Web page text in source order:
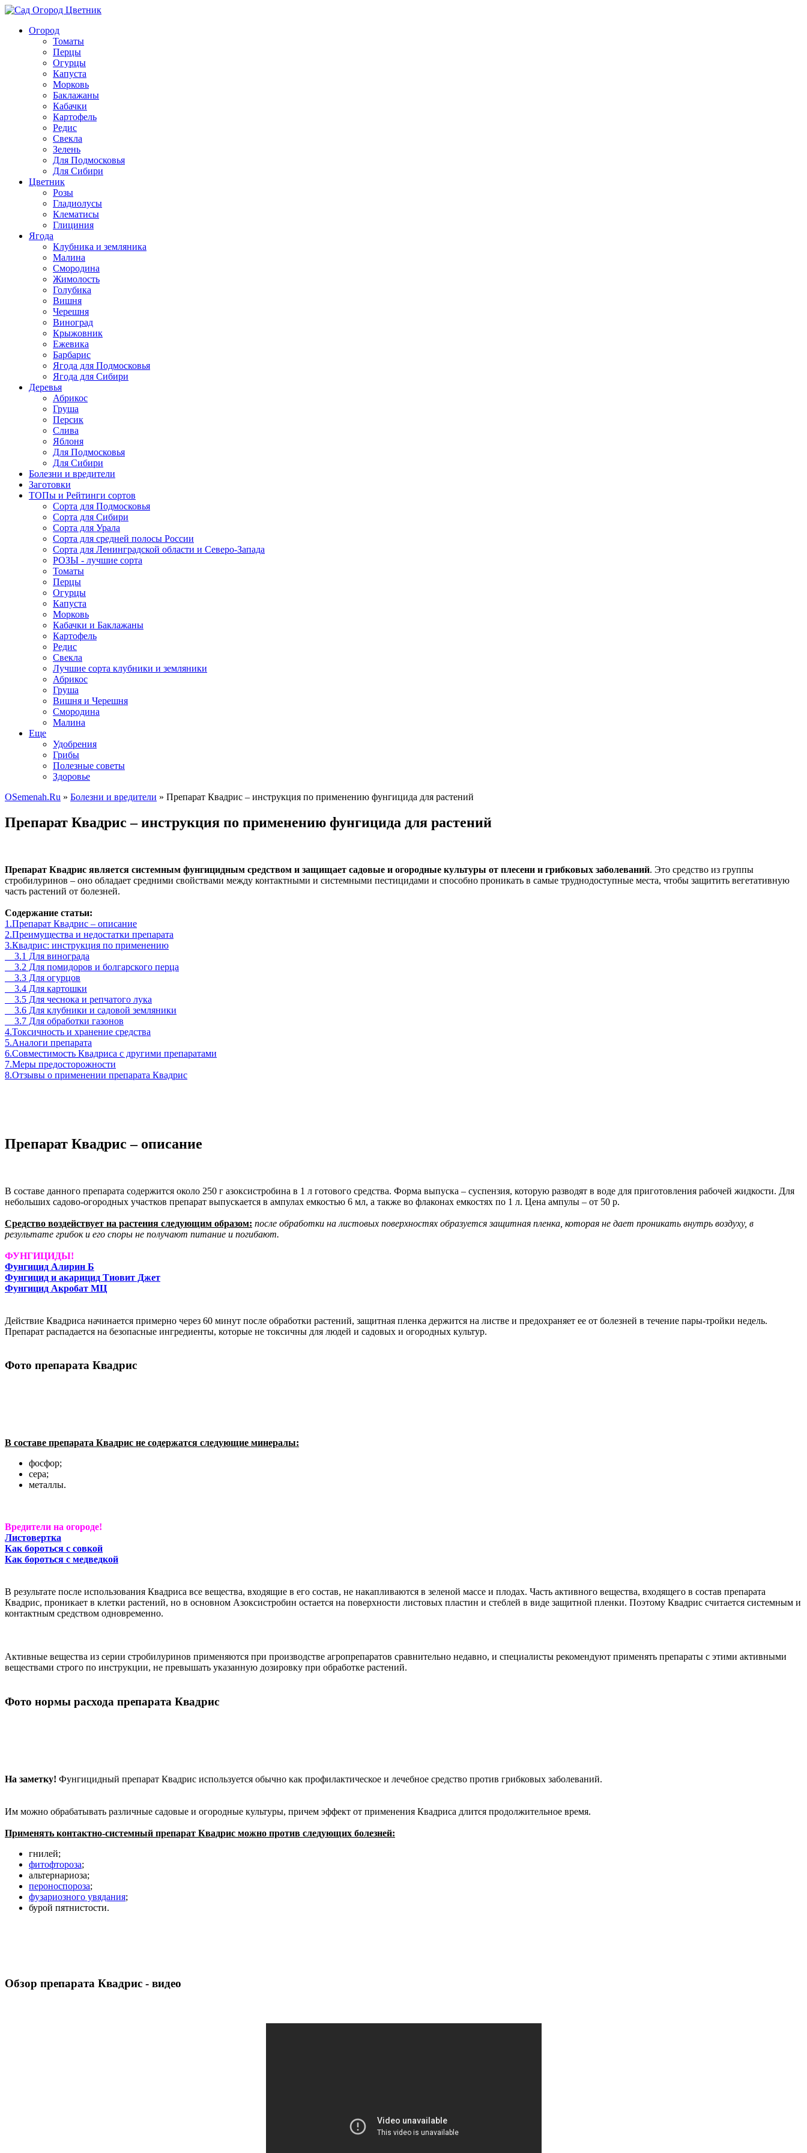
Огород
Томаты
Перцы
Огурцы
Капуста
Морковь
Баклажаны
Кабачки
Картофель
Редис
Свекла
Зелень
Для Подмосковья
Для Сибири
Цветник
Розы
Гладиолусы
Клематисы
Глициния
Ягода
Клубника и земляника
Малина
Смородина
Жимолость
Голубика
Вишня
Черешня
Виноград
Крыжовник
Ежевика
Барбарис
Ягода для Подмосковья
Ягода для Сибири
Деревья
Абрикос
Груша
Персик
Слива
Яблоня
Для Подмосковья
Для Сибири
Болезни и вредители
Заготовки
ТОПы и Рейтинги сортов
Сорта для Подмосковья
Сорта для Сибири
Сорта для Урала
Сорта для средней полосы России
Сорта для Ленинградской области и Северо-Запада
РОЗЫ - лучшие сорта
Томаты
Перцы
Огурцы
Капуста
Морковь
Кабачки и Баклажаны
Картофель
Редис
Свекла
Лучшие сорта клубники и земляники
Абрикос
Груша
Вишня и Черешня
Смородина
Малина
Еще
Удобрения
Грибы
Полезные советы
Здоровье
OSemenah.Ru » Болезни и вредители » Препарат Квадрис – инструкция по применению фунгицида для растений
Препарат Квадрис – инструкция по применению фунгицида для растений
Препарат Квадрис является системным фунгицидным средством и защищает садовые и огородные культуры от плесени и грибковых заболеваний. Это средство из группы
стробилуринов – оно обладает средними свойствами между контактными и системными пестицидами и способно проникать в самые труднодоступные места, чтобы защитить вегетативную
часть растений от болезней.
Содержание статьи:
1.Препарат Квадрис – описание
2.Преимущества и недостатки препарата
3.Квадрис: инструкция по применению
3.1 Для винограда
3.2 Для помидоров и болгарского перца
3.3 Для огурцов
3.4 Для картошки
3.5 Для чеснока и репчатого лука
3.6 Для клубники и садовой земляники
3.7 Для обработки газонов
4.Токсичность и хранение средства
5.Аналоги препарата
6.Совместимость Квадриса с другими препаратами
7.Меры предосторожности
8.Отзывы о применении препарата Квадрис
Препарат Квадрис – описание
В составе данного препарата содержится около 250 г азоксистробина в 1 л готового средства. Форма выпуска – суспензия, которую разводят в воде для приготовления рабочей жидкости. Для
небольших садово-огородных участков препарат выпускается в ампулах емкостью 6 мл, а также во флаконах емкостях по 1 л. Цена ампулы – от 50 р.
Средство воздействует на растения следующим образом: после обработки на листовых поверхностях образуется защитная пленка, которая не дает проникать внутрь воздуху, в
результате грибок и его споры не получают питание и погибают.
ФУНГИЦИДЫ!
Фунгицид Алирин Б
Фунгицид и акарицид Тиовит Джет
Фунгицид Акробат МЦ
Действие Квадриса начинается примерно через 60 минут после обработки растений, защитная пленка держится на листве и предохраняет ее от болезней в течение пары-тройки недель.
Препарат распадается на безопасные ингредиенты, которые не токсичны для людей и садовых и огородных культур.
Фото препарата Квадрис
В составе препарата Квадрис не содержатся следующие минералы:
фосфор;
сера;
металлы.
Вредители на огороде!
Листовертка
Как бороться с совкой
Как бороться с медведкой
В результате после использования Квадриса все вещества, входящие в его состав, не накапливаются в зеленой массе и плодах. Часть активного вещества, входящего в состав препарата
Квадрис, проникает в клетки растений, но в основном Азоксистробин остается на поверхности листовых пластин и стеблей в виде защитной пленки. Поэтому Квадрис считается системным и
контактным средством одновременно.
Активные вещества из серии стробилуринов применяются при производстве агропрепаратов сравнительно недавно, и специалисты рекомендуют применять препараты с этими активными
веществами строго по инструкции, не превышать указанную дозировку при обработке растений.
Фото нормы расхода препарата Квадрис
На заметку! Фунгицидный препарат Квадрис используется обычно как профилактическое и лечебное средство против грибковых заболеваний.
Им можно обрабатывать различные садовые и огородные культуры, причем эффект от применения Квадриса длится продолжительное время.
Применять контактно-системный препарат Квадрис можно против следующих болезней:
гнилей;
фитофтороза;
альтернариоза;
пероноспороза;
фузариозного увядания;
бурой пятнистости.
Обзор препарата Квадрис - видео